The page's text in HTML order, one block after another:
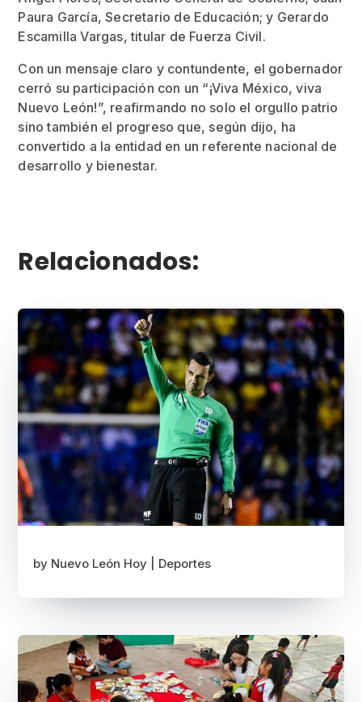
Paura García, Secretario de Educación; y Gerardo
Escamilla Vargas, titular de Fuerza Civil.
Con un mensaje claro y contundente, el gobernador
cerró su participación con un “¡Viva México, viva
Nuevo León!”, reafirmando no solo el orgullo patrio
sino también el progreso que, según dijo, ha
convertido a la entidad en un referente nacional de
desarrollo y bienestar.
Relacionados:
by Nuevo León Hoy Deportes